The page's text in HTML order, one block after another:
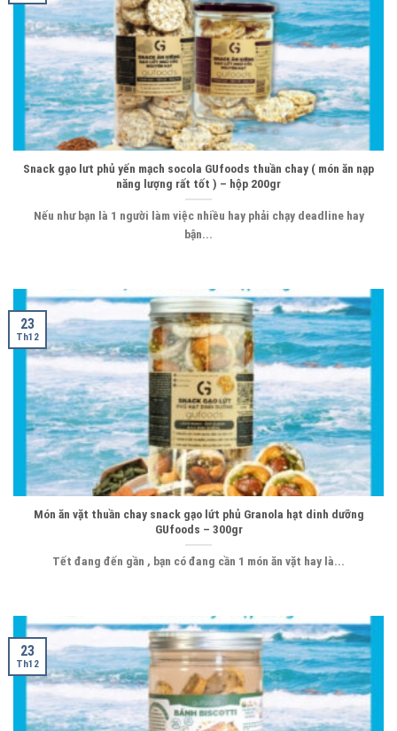
Snack gạo lưt phủ yến mạch socola GUfoods thuần chay ( món ăn nạp
năng lượng rất tốt ) – hộp 200gr
Nếu như bạn là 1 người làm việc nhiều hay phải chạy deadline hay
bận...
Món ăn vặt thuần chay snack gạo lứt phủ Granola hạt dinh dưỡng
GUfoods – 300gr
Tết đang đến gần , bạn có đang cần 1 món ăn vặt hay là...
23
Th12
23
Th12